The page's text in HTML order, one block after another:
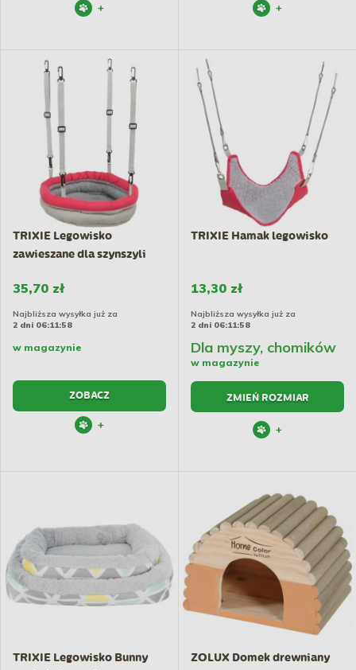
+ +
TRIXIE Legowisko
zawieszane dla szynszyli
35,70 zł
Najbliższa wysyłka już za
2 dni 06:11:57
w magazynie
ZOBACZ
+
TRIXIE Hamak legowisko
13,30 zł
Najbliższa wysyłka już za
2 dni 06:11:57
Dla myszy, chomików
w magazynie
ZMIEŃ ROZMIAR
+
TRIXIE Legowisko Bunny
ZOLUX Domek drewniany